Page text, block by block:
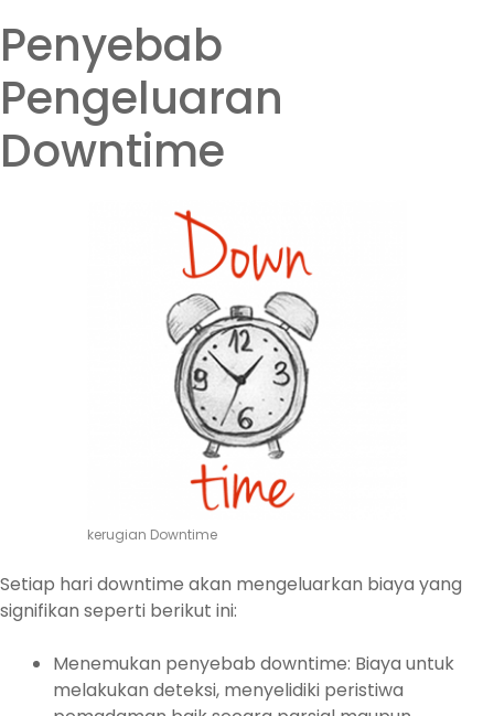
Penyebab
Pengeluaran
Downtime
kerugian Downtime
Setiap hari downtime akan mengeluarkan biaya yang
signifikan seperti berikut ini:
Menemukan penyebab downtime: Biaya untuk
melakukan deteksi, menyelidiki peristiwa